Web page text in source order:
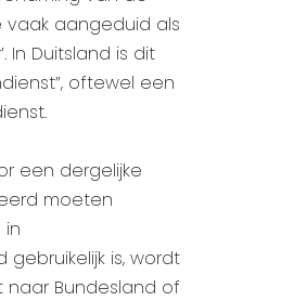
vaak aangeduid als
In Duitsland is dit
oftewel een
een dergelijke
moeten
in
is, wordt
naar Bundesland of